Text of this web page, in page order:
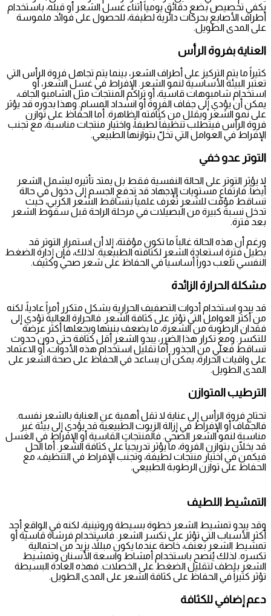
يكفي تخصيص بضع دقائق يومياً أثناء غسل الشعر أو قبله، باستخدام
أطراف الأصابع بحركات دائرية لطيفة، للحصول على فوائد ملموسة
على المدى الطويل.
العناية بفروة الرأس
كثيراً ما يتم التركيز على أطراف الشعر، بينما يتم تجاهل فروة الرأس التي
تعتبر البيئة الأساسية لنمو الشعر. الإفراط في غسل الشعر، أو
استخدام شامبوهات قاسية، أو تراكم المنتجات مثل الشامبو الجاف،
يمكن أن يؤدي إلى جفاف الفروة أو انسداد المسام. وهذا بدوره قد يؤثر
على نمو الشعر ويقلل من كثافته الظاهرة. أما الحفاظ على توازن
فروة الرأس فيتطلب تنظيفاً لطيفاً، واختيار منتجات مناسبة، مع تجنب
الإفراط في العوامل التي تخلّ بتوازنها الطبيعي.
التوتر عدو خفي
لا يؤثر التوتر على الحالة النفسية فقط بل يمتد تأثيره ليشمل الشعر
أيضاً. فارتفاع مستويات الإجهاد قد تدفع الجسم إلى دخول في حالة
تساقط مؤقت للشعر تُعرف علمياً بتساقط الشعر الكربي، حيث
تدخل نسبة كبيرة من البصيلات في مرحلة الراحة قبل سقوط الشعر
بعد فترة.
ورغم أن هذه الحالة غالباً ما تكون مؤقتة، إلا أن استمرار التوتر قد
يطيل فترة استعادة الشعر لكثافته الطبيعية. لذلك، فإن إدارة الضغط
النفسي تلعب دوراً أساسياً في الحفاظ على شعر صحي وكثيف.
مشكلة الحرارة الزائدة
قد يبدو استخدام أدوات التصفيف الحرارية بشكل متكرر أمراً عادياً، لكنه
من أكثر العوامل التي تؤثر على كثافة الشعر. فالحرارة العالية تؤدي إلى
فقدان الرطوبة من الشعرة، ما يضعف بنيتها ويجعلها أكثر عرضة
للتكسر. ومع تكرار هذا الضرر، يبدو الشعر أقل كثافة حتى دون حدوث
تساقط فعلي من الجذور. أما تقليل استخدام هذه الأدوات، أو الاعتماد
على واقيات الحرارة، يمكن أن يساعد في الحفاظ على صحة الشعر على
المدى الطويل.
الترطيب المتوازن
تحتاج فروة الرأس إلى عناية لا تقل أهمية عن العناية بالشعر نفسه.
فالجفاف أو الإفراط في إزالة الزيوت الطبيعية قد يؤدي إلى بيئة غير
مناسبة لنمو الشعر الصحي. فالمنتجات القاسية أو الإفراط في الغسل
قد يخلّان بتوازن الفروة، ما يؤثر تدريجياً على كثافة الشعر. أما الحل
فيكمن في اختيار منتجات لطيفة، وتجنب الإفراط في التنظيف، مع
الحفاظ على توازن الرطوبة الطبيعي.
التمشيط اللطيف
وقد يبدو تمشيط الشعر خطوة بسيطة وروتينية، لكنه في الواقع أحد
أكثر الأسباب التي تؤثر على تكسر الشعر. فاستخدام فرشاة قاسية أو
تمشيط الشعر بعنف، خاصة عندما يكون مبللاً، يزيد من احتمالية
تكسره. لذلك يُنصح باستخدام أمشاط واسعة الأسنان وتمشيط
الشعر بلطف لتقليل الضغط على الخصلات. فهذه العادة البسيطة
تؤثر كثيراً في الحفاظ على كثافة الشعر على المدى الطويل.
دعم إضافي للكثافة